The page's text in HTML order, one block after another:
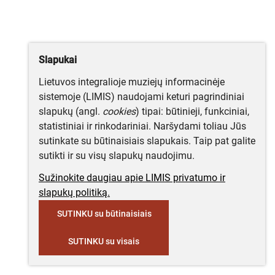
Slapukai
Lietuvos integralioje muziejų informacinėje
sistemoje (LIMIS) naudojami keturi pagrindiniai
slapukų (angl. cookies) tipai: būtinieji, funkciniai,
statistiniai ir rinkodariniai. Naršydami toliau Jūs
sutinkate su būtinaisiais slapukais. Taip pat galite
sutikti ir su visų slapukų naudojimu.
Sužinokite daugiau apie LIMIS privatumo ir
slapukų politiką.
SUTINKU su būtinaisiais
SUTINKU su visais